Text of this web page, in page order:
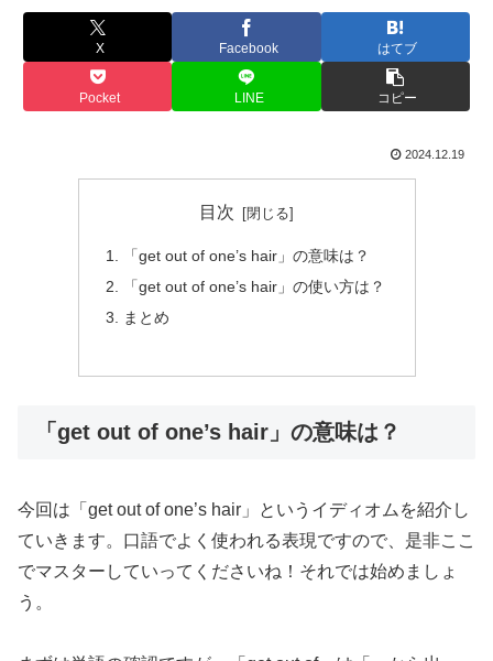
X Facebook はてブ
Pocket LINE コピー
2024.12.19
目次
「get out of one’s hair」の意味は？
「get out of one’s hair」の使い方は？
まとめ
「get out of one’s hair」の意味は？
今回は「get out of one’s hair」というイディオムを紹介し
ていきます。口語でよく使われる表現ですので、是非ここ
でマスターしていってくださいね！それでは始めましょ
う。